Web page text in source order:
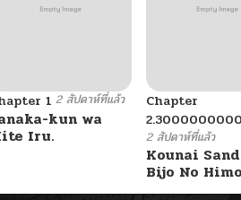
1 2 สัปดาห์ที่แล้ว
kun wa
Iru.
Chapter
2 สัปดาห์ที่แล้ว
Kounai
Bijo No